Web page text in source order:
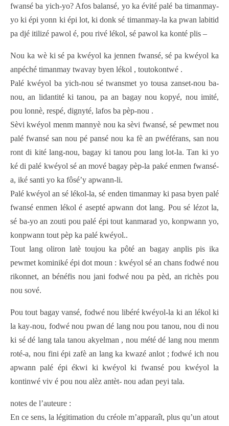
fwansé ba yich-yo? Afos balansé, yo ka évité palé ba timanmay-
yo ki épi yonn ki épi lot, ki donk sé timanmay-la ka pwan labitid
pa djé itilizé pawol é, pou rivé lékol, sé pawol ka konté plis –
Nou ka wè ki sé pa kwéyol ka jennen fwansé, sé pa kwéyol ka
anpéché timanmay twavay byen lékol , toutokontwé .
Palé kwéyol ba yich-nou sé twansmet yo tousa zanset-nou ba-
nou, an lidantité ki tanou, pa an bagay nou kopyé, nou imité,
pou lonnè, respé, dignyté, lafos ba pèp-nou .
Sèvi kwéyol menm mannyè nou ka sèvi fwansé, sé pewmet nou
palé fwansé san nou pé pansé nou ka fè an pwéférans, san nou
ront di kité lang-nou, bagay ki tanou pou lang lot-la. Tan ki yo
ké di palé kwéyol sé an mové bagay pèp-la paké enmen fwansé-
a, iké santi yo ka fôsé’y apwann-li.
Palé kwéyol an sé lékol-la, sé enden timanmay ki pasa byen palé
fwansé enmen lékol é asepté apwann dot lang. Pou sé lézot la,
sé ba-yo an zouti pou palé épi tout kanmarad yo, konpwann yo,
konpwann tout pèp ka palé kwéyol..
Tout lang oliron latè toujou ka pôté an bagay anplis pis ika
pewmet kominiké épi dot moun : kwéyol sé an chans fodwé nou
rikonnet, an bénéfis nou jani fodwé nou pa pèd, an richès pou
nou sové.
Pou tout bagay vansé, fodwé nou libéré kwéyol-la ki an lékol ki
la kay-nou, fodwé nou pwan dé lang nou pou tanou, nou di nou
ki sé dé lang tala tanou akyelman , nou mété dé lang nou menm
roté-a, nou fini épi zafè an lang ka kwazé anlot ; fodwé ich nou
apwann palé épi ékwi ki kwéyol ki fwansé pou kwéyol la
kontinwé viv é pou nou alèz antèt- nou adan peyi tala.
notes de l’auteure :
En ce sens, la légitimation du créole m’apparaît, plus qu’un atout